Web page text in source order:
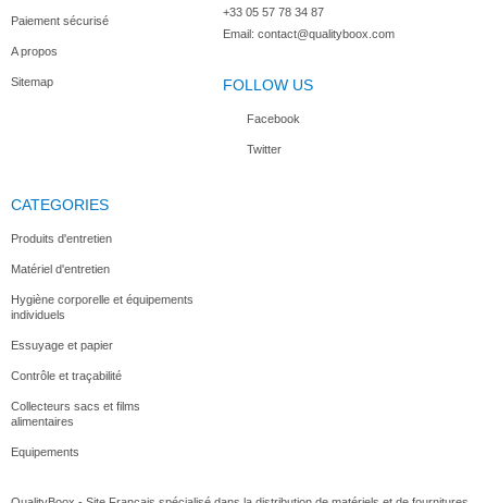
Paiement sécurisé
A propos
Sitemap
+33 05 57 78 34 87
Email: contact@qualityboox.com
FOLLOW US
Facebook
Twitter
CATEGORIES
Produits d'entretien
Matériel d'entretien
Hygiène corporelle et équipements
individuels
Essuyage et papier
Contrôle et traçabilité
Collecteurs sacs et films
alimentaires
Equipements